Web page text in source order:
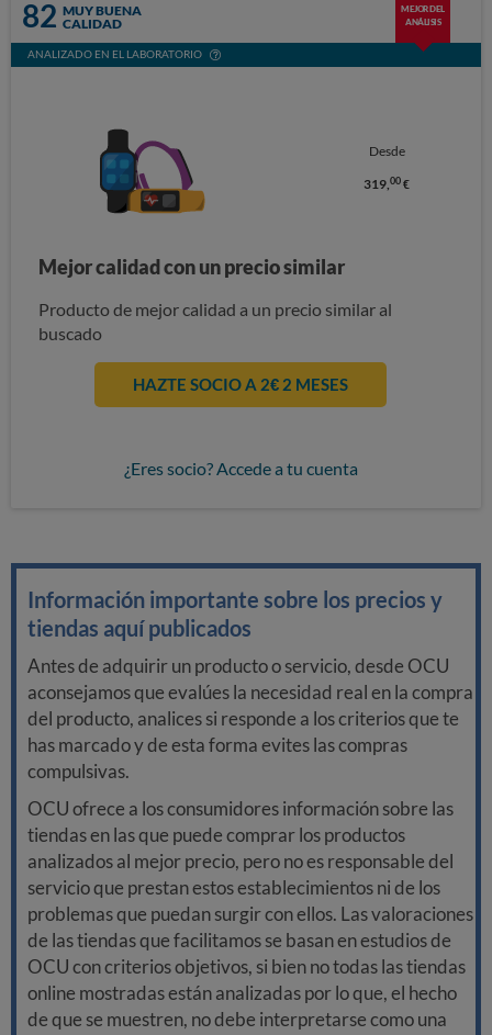
82 MUY BUENA
CALIDAD
MEJOR DEL
ANÁLISIS
ANALIZADO EN EL LABORATORIO
Desde
319,00 €
Mejor calidad con un precio similar
Producto de mejor calidad a un precio similar al
buscado
HAZTE SOCIO A 2€ 2 MESES
¿Eres socio? Accede a tu cuenta
Información importante sobre los precios y
tiendas aquí publicados
Antes de adquirir un producto o servicio, desde OCU
aconsejamos que evalúes la necesidad real en la compra
del producto, analices si responde a los criterios que te
has marcado y de esta forma evites las compras
compulsivas.
OCU ofrece a los consumidores información sobre las
tiendas en las que puede comprar los productos
analizados al mejor precio, pero no es responsable del
servicio que prestan estos establecimientos ni de los
problemas que puedan surgir con ellos. Las valoraciones
de las tiendas que facilitamos se basan en estudios de
OCU con criterios objetivos, si bien no todas las tiendas
online mostradas están analizadas por lo que, el hecho
de que se muestren, no debe interpretarse como una